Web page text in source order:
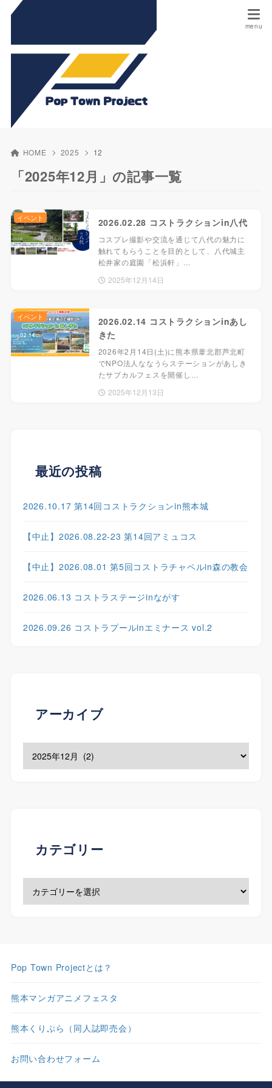
HOME 2025 12
「2025年12月」の記事一覧
2026.02.28 コストラクションin八代
コスプレ撮影や交流を通じて八代の魅力に
触れてもらうことを目的として、八代城主
松井家の庭園「松浜軒」…
2025年12月14日
イベント
2026.02.14 コストラクションinあし
きた
2026年2月14日(土)に熊本県葦北郡芦北町
でNPO法人ななうらステーションがあしき
たサブカルフェスを開催し…
2025年12月13日
イベント
最近の投稿
2026.10.17 第14回コストラクションin熊本城
【中止】2026.08.22-23 第14回アミュコス
【中止】2026.08.01 第5回コストラチャペルin森の教会
2026.06.13 コストラステージinながす
2026.09.26 コストラプールinエミナース vol.2
アーカイブ
カテゴリー
Pop Town Projectとは？
熊本マンガアニメフェスタ
熊本くりぷら（同人誌即売会）
お問い合わせフォーム